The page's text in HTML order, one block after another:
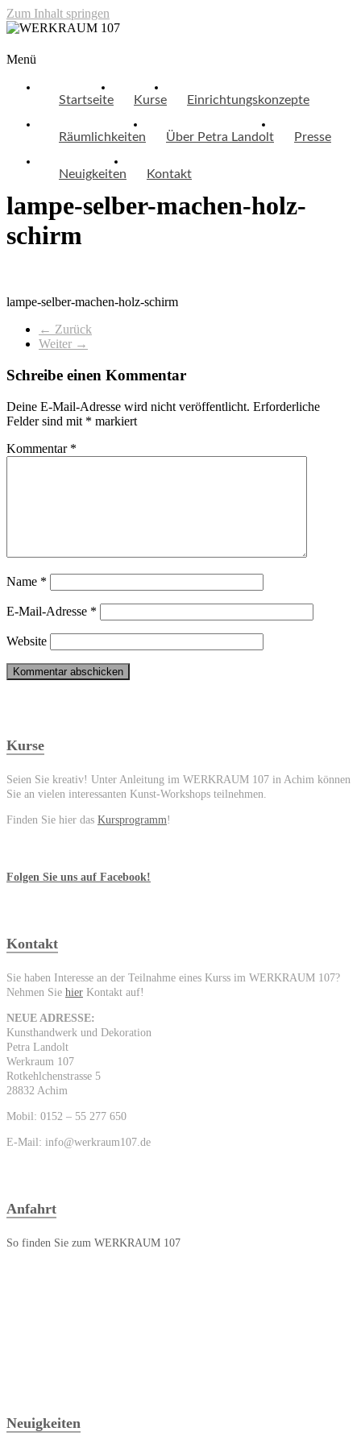
Zum Inhalt springen
WERKRAUM 107
Menü
Startseite Kurse Einrichtungskonzepte
Räumlichkeiten Über Petra Landolt Presse
Neuigkeiten Kontakt
lampe-selber-machen-holz-
schirm
lampe-selber-machen-holz-schirm
← Zurück
Weiter →
Schreibe einen Kommentar
Deine E-Mail-Adresse wird nicht veröffentlicht. Erforderliche
Felder sind mit * markiert
Kommentar *
Name *
E-Mail-Adresse *
Website
Kurse
Seien Sie kreativ! Unter Anleitung im WERKRAUM 107 in Achim können
Sie an vielen interessanten Kunst-Workshops teilnehmen.
Finden Sie hier das Kursprogramm!
Folgen Sie uns auf Facebook!
Kontakt
Sie haben Interesse an der Teilnahme eines Kurss im WERKRAUM 107?
Nehmen Sie hier Kontakt auf!
NEUE ADRESSE:
Kunsthandwerk und Dekoration
Petra Landolt
Werkraum 107
Rotkehlchenstrasse 5
28832 Achim
Mobil: 0152 – 55 277 650
E-Mail: info@werkraum107.de
Anfahrt
So finden Sie zum WERKRAUM 107
Neuigkeiten